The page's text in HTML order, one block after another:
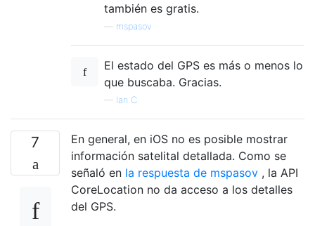
también es gratis.
mspasov
El estado del GPS es más o menos lo
que buscaba. Gracias.
— Ian C.
7
En general, en iOS no es posible mostrar
información satelital detallada. Como se
señaló en la respuesta de mspasov , la API
CoreLocation no da acceso a los detalles
del GPS.